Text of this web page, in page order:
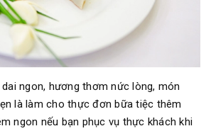
ngon, hương thơm nức lòng, món
là làm cho thực đơn bữa tiệc thêm
ngon nếu bạn phục vụ thực khách khi